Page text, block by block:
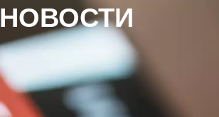
НОВОСТИ